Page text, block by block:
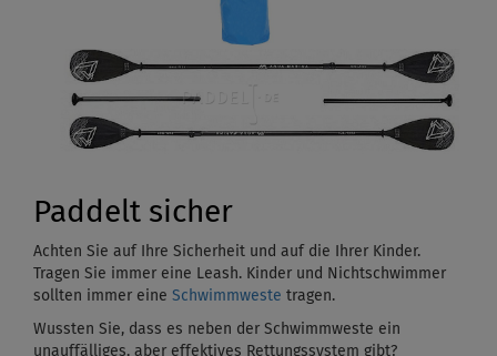
Paddelt sicher
Achten Sie auf Ihre Sicherheit und auf die Ihrer Kinder.
Tragen Sie immer eine Leash. Kinder und Nichtschwimmer
sollten immer eine Schwimmweste tragen.
Wussten Sie, dass es neben der Schwimmweste ein
unauffälliges, aber effektives Rettungssystem gibt?